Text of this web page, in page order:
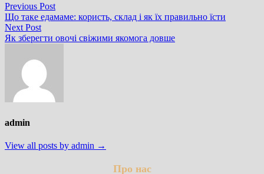
Навігація
записів
Previous PostPrevious
post:
Що таке едамаме: користь, склад і як їх правильно їсти
Next PostNext
post:
Як зберегти овочі свіжими якомога довше
admin
View all posts by admin →
Про нас